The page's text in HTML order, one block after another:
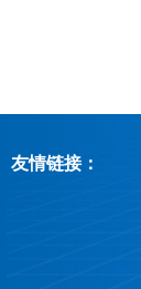
友情链接：